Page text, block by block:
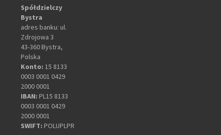
Spółdzielczy
Bystra
adres banku: ul.
Zdrojowa 3
43-360 Bystra,
Polska
Konto: 15 8133
0003 0001 0429
2000 0001
IBAN: PL15 8133
0003 0001 0429
2000 0001
SWIFT: POLUPLPR